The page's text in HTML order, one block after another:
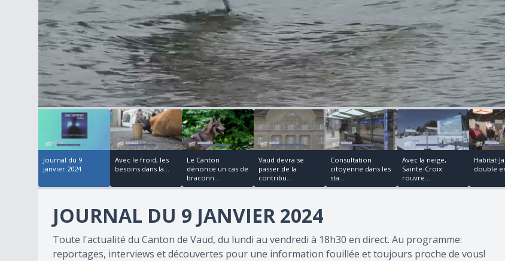
0
seconds
secondsVolume
90%
Journal du 9
janvier 2024
00:02:53
Avec le froid, les
besoins dans la...
00:00:37
Le Canton
dénonce un cas de
braconn...
00:00:37
Vaud devra se
passer de la
contribu...
00:01:51
Consultation
citoyenne dans les
sta...
00:00:26
Avec la neige,
Sainte-Croix
rouvre...
00:00:31
Habitat-
double en
JOURNAL DU 9 JANVIER 2024
Toute l'actualité du Canton de Vaud, du lundi au vendredi à 18h30 en direct. Au programme:
reportages, interviews et découvertes pour une information fouillée et toujours proche de vous!